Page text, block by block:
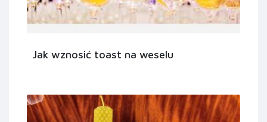
Jak wznosić toast na weselu